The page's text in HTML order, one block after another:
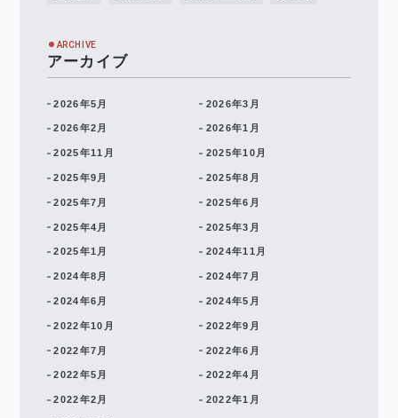
ARCHIVE
アーカイブ
2026年5月 2026年3月
2026年2月 2026年1月
2025年11月 2025年10月
2025年9月 2025年8月
2025年7月 2025年6月
2025年4月 2025年3月
2025年1月 2024年11月
2024年8月 2024年7月
2024年6月 2024年5月
2022年10月 2022年9月
2022年7月 2022年6月
2022年5月 2022年4月
2022年2月 2022年1月